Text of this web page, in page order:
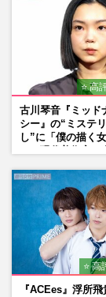
⭐ 高
古川琴音『ミッド
シー』の“ミステ
し”に「僕の描く
⭐
『ACEes』浮所